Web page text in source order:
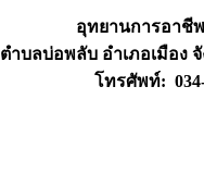
อุทยานการอาชี
ตำบลบ่อพลับ อำเภอเมือง
โทรศัพท์: 034-